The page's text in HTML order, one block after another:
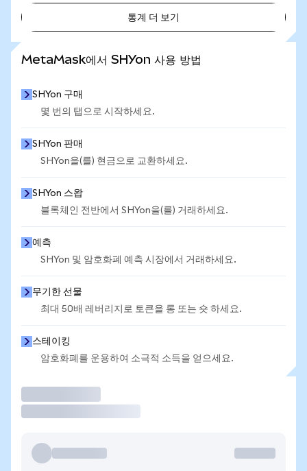
통계 더 보기
MetaMask에서 SHYon 사용 방법
SHYon 구매
몇 번의 탭으로 시작하세요.
SHYon 판매
SHYon을(를) 현금으로 교환하세요.
SHYon 스왑
블록체인 전반에서 SHYon을(를) 거래하세요.
예측
SHYon 및 암호화폐 예측 시장에서 거래하세요.
무기한 선물
최대 50배 레버리지로 토큰을 롱 또는 숏 하세요.
스테이킹
암호화폐를 운용하여 소극적 소득을 얻으세요.